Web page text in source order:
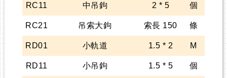
RC11 中吊鉤 2 * 5 個
RC21 吊索大鉤 索長 150 條
RD01 小軌道 1.5 * 2 M
RD11 小吊鉤 1.5 * 5 個